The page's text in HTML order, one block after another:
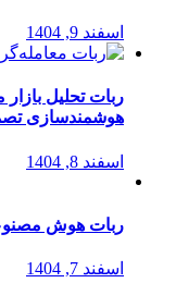
اسفند 9, 1404
ربات تحلیل
هوشمندسازی
اسفند 8, 1404
ربات هوش
اسفند 7, 1404